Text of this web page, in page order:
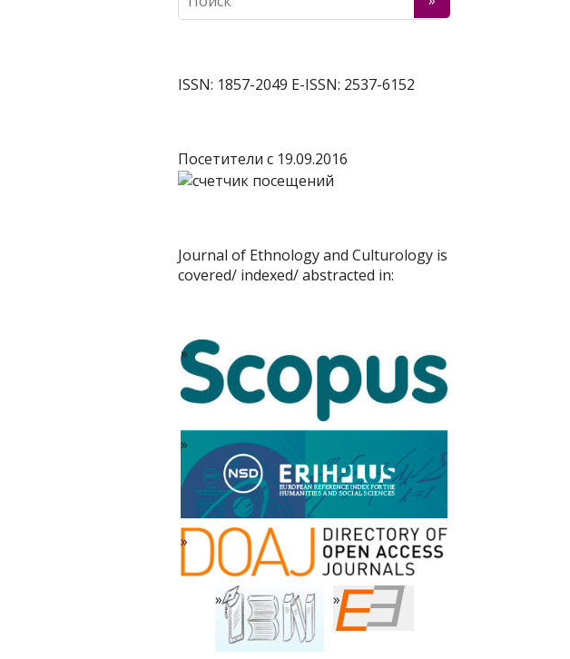
ISSN: 1857-2049 E-ISSN: 2537-6152
Посетители c 19.09.2016
Journal of Ethnology and Culturology is
covered/ indexed/ abstracted in: